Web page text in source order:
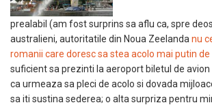
prealabil (am fost surprins sa aflu ca, spre
australieni, autoritatile din Noua Zeelanda nu
romanii care doresc sa stea acolo mai putin de
suficient sa prezinti la aeroport biletul de avion
ca urmeaza sa pleci de acolo si dovada
sa iti sustina sederea; o alta surpriza pentru